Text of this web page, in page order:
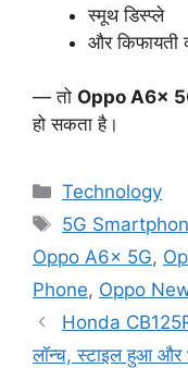
स्मूथ डिस्प्ले
और किफायती
— तो Oppo A6x
हो सकता है।
Categories
Technology
Tags
5G
Oppo A6x 5G,
Phone, Oppo
Honda
लॉन्च, स्टाइल हुआ और